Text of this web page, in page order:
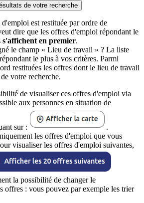
de votre recherche
est restituée par ordre de
dire que les offres d'emploi répondant le
s'affichent en premier.
le champ « Lieu de travail » ? La liste
le plus à vos critères. Parmi
restituées les offres dont le lieu de travail
votre recherche.
de visualiser ces offres d'emploi via
aux personnes en situation de
sur :
.
les offres d'emploi que vous
visualiser les offres d'emploi suivantes,
la possibilité de changer le
offres : vous pouvez par exemple les trier